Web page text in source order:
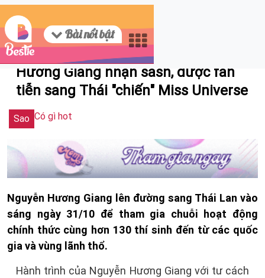
Bài nổi bật
10/31/2025 12:37
Hương Giang nhận sash, được fan
tiễn sang Thái "chiến" Miss Universe
Sao Có gì hot
Nguyễn Hương Giang lên đường sang Thái Lan vào
sáng ngày 31/10 để tham gia chuỗi hoạt động
chính thức cùng hơn 130 thí sinh đến từ các quốc
gia và vùng lãnh thổ.
Hành trình của Nguyễn Hương Giang với tư cách